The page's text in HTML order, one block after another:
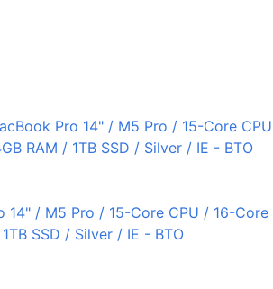
14" / M5 Pro / 15-Core CPU / 16-Core
SSD / Silver / IE - BTO